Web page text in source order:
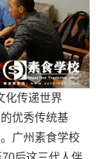
化传递世界
优秀传统基
广州素食学校